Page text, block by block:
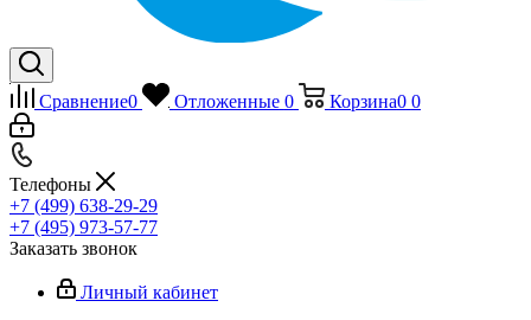
Сравнение0 Отложенные 0 Корзина0 0
Телефоны
+7 (499) 638-29-29
+7 (495) 973-57-77
Заказать звонок
Личный кабинет